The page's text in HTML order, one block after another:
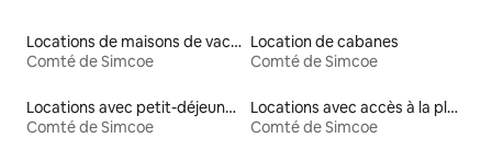
Locations de maisons de vacances
Comté de Simcoe
Location de cabanes
Comté de Simcoe
Locations avec petit-déjeuner
Comté de Simcoe
Locations avec accès à la plage
Comté de Simcoe